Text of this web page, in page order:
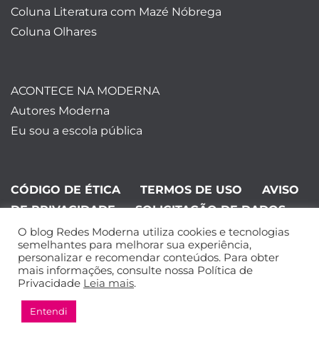
Coluna Literatura com Mazé Nóbrega
Coluna Olhares
ACONTECE NA MODERNA
Autores Moderna
Eu sou a escola pública
CÓDIGO DE ÉTICA TERMOS DE USO
AVISO
DE PRIVACIDADE
SOLICITAÇÃO DE DADOS
©Editora Moderna 2024. Todos os
direitos reservados.
O blog Redes Moderna utiliza cookies e tecnologias
semelhantes para melhorar sua experiência,
personalizar e recomendar conteúdos. Para obter
mais informações, consulte nossa Política de
Privacidade Leia mais.
Entendi